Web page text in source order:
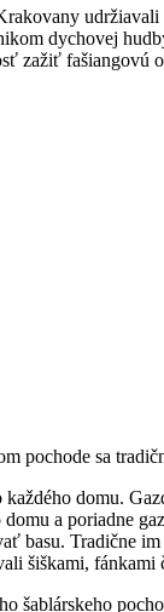
dychovej
zažiť fašiangovú
pochode sa
domu.
a poriadne
basu. Tradične
šiškami,
šablárskeho